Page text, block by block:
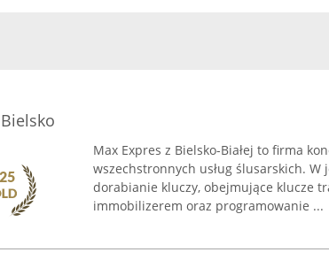
Max Expres z Bielsko-Białej to firma
wszechstronnych usług ślusarskich.
dorabianie kluczy, obejmujące klucze
immobilizerem oraz programowanie ...